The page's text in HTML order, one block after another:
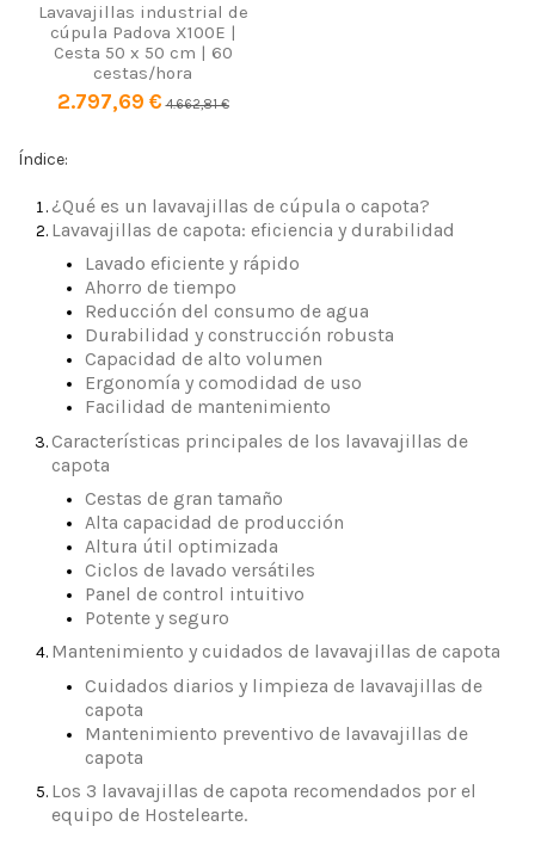
Lavavajillas industrial de
cúpula Padova X100E |
Cesta 50 x 50 cm | 60
cestas/hora
2.797,69 € 4.662,81 €
Índice:
¿Qué es un lavavajillas de cúpula o capota?
Lavavajillas de capota: eficiencia y durabilidad
Lavado eficiente y rápido
Ahorro de tiempo
Reducción del consumo de agua
Durabilidad y construcción robusta
Capacidad de alto volumen
Ergonomía y comodidad de uso
Facilidad de mantenimiento
Características principales de los lavavajillas de
capota
Cestas de gran tamaño
Alta capacidad de producción
Altura útil optimizada
Ciclos de lavado versátiles
Panel de control intuitivo
Potente y seguro
Mantenimiento y cuidados de lavavajillas de capota
Cuidados diarios y limpieza de lavavajillas de
capota
Mantenimiento preventivo de lavavajillas de
capota
Los 3 lavavajillas de capota recomendados por el
equipo de Hostelearte.